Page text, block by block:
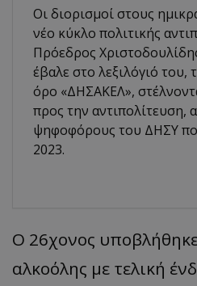
Οι διορισμοί στους
νέο κύκλο πολιτικής
Πρόεδρος
έβαλε στο λεξιλόγιό του,
όρο «ΔΗΣΑΚΕΛ»,
προς την αντιπολίτευση,
ψηφοφόρους του ΔΗΣΥ
2023.
Ο 26χονος
αλκοόλης με τελική